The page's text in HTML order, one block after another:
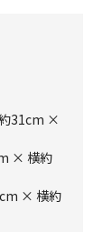
31cm ×
× 横約
× 横約